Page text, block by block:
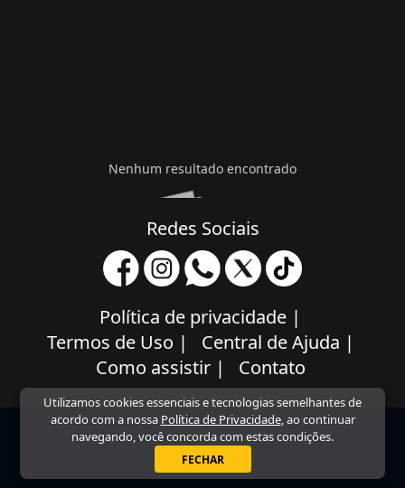
Utilizamos cookies essenciais e tecnologias semelhantes de
acordo com a nossa Política de Privacidade, ao continuar
navegando, você concorda com estas condições.
FECHAR
Nenhum resultado encontrado
Redes Sociais
Política de privacidade |
Termos de Uso | Central de Ajuda |
Como assistir | Contato